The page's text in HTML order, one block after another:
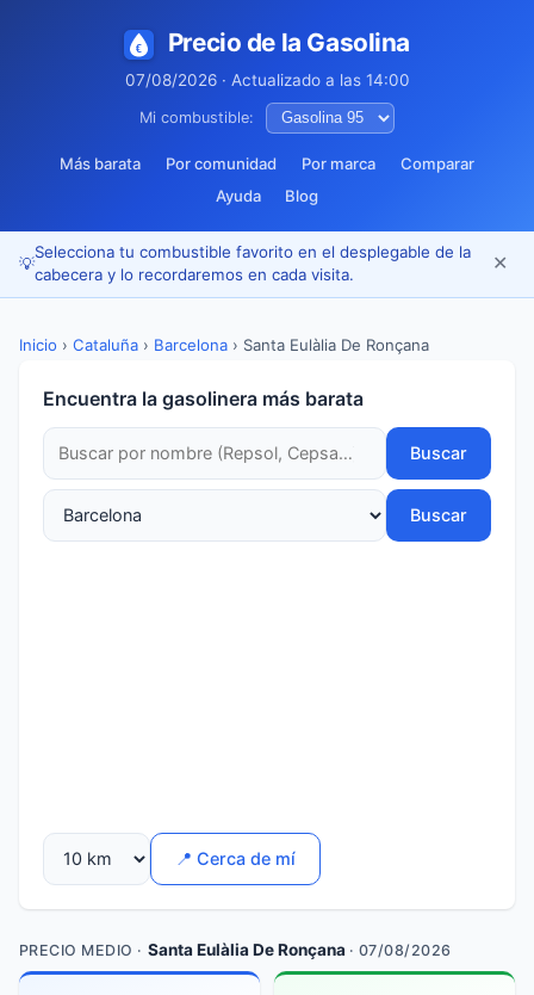
Precio de la Gasolina
07/08/2026 · Actualizado a las 14:00
Mi combustible:
Más barata Por comunidad Por marca
Comparar
Ayuda
Blog
💡
Selecciona tu combustible favorito en el desplegable de la
cabecera y lo recordaremos en cada visita.
✕
Inicio › Cataluña › Barcelona › Santa Eulàlia De Ronçana
Encuentra la gasolinera más barata
Buscar
Buscar
📍 Cerca de mí
PRECIO MEDIO · Santa Eulàlia De Ronçana · 07/08/2026